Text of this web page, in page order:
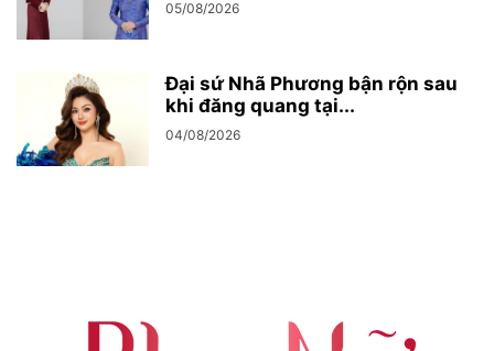
05/08/2026
Đại sứ Nhã Phương bận rộn sau
khi đăng quang tại...
04/08/2026